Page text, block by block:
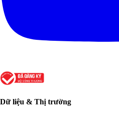
Dữ liệu & Thị trường